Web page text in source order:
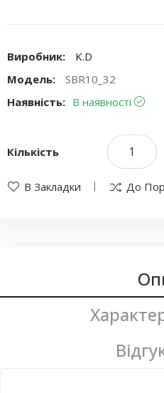
Виробник:
K.D
Модель:
SBR10_32
Наявність: В наявності
Кількість
В Закладки До